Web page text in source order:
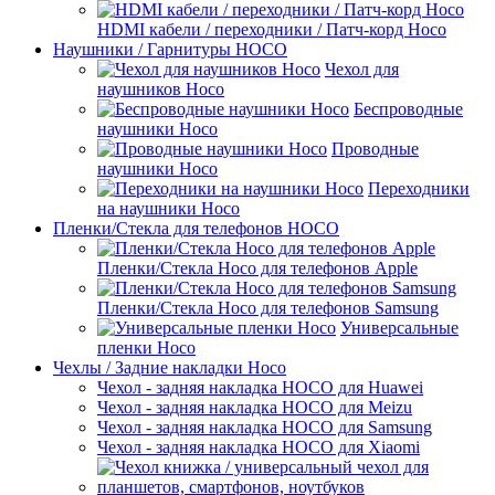
HDMI кабели / переходники / Патч-корд Hoco
Наушники / Гарнитуры HOCO
Чехол для
наушников Hoco
Беспроводные
наушники Hoco
Проводные
наушники Hoco
Переходники
на наушники Hoco
Пленки/Стекла для телефонов HOCO
Пленки/Стекла Hoco для телефонов Apple
Пленки/Стекла Hoco для телефонов Samsung
Универсальные
пленки Hoco
Чехлы / Задние накладки Hoco
Чехол - задняя накладка HOCO для Huawei
Чехол - задняя накладка HOCO для Meizu
Чехол - задняя накладка HOCO для Samsung
Чехол - задняя накладка HOCO для Xiaomi